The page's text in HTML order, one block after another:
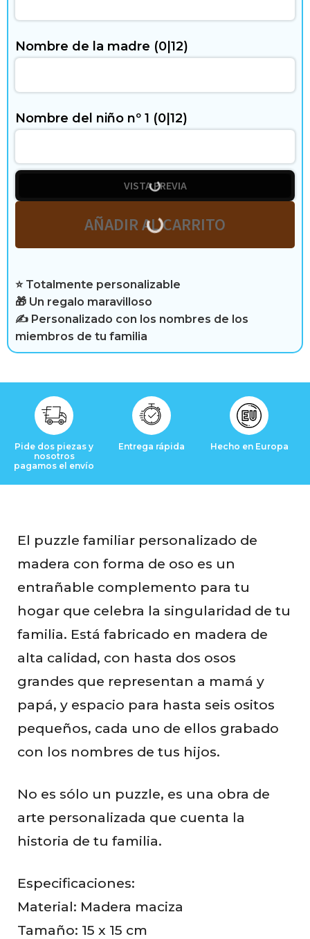
p
o
i
b
R
e
s
e
ñ
a
s
Nombre de la madre (0|12)
Nombre del niño nº 1 (0|12)
VISTA PREVIA
AÑADIR AL CARRITO
⭐ Totalmente personalizable
🎁 Un regalo maravilloso
✍️ Personalizado con los nombres de los
miembros de tu familia
Pide dos piezas y
nosotros
pagamos el envío
Entrega rápida Hecho en Europa
El puzzle familiar personalizado de
madera con forma de oso es un
entrañable complemento para tu
hogar que celebra la singularidad de tu
familia. Está fabricado en madera de
alta calidad, con hasta dos osos
grandes que representan a mamá y
papá, y espacio para hasta seis ositos
pequeños, cada uno de ellos grabado
con los nombres de tus hijos.
No es sólo un puzzle, es una obra de
arte personalizada que cuenta la
historia de tu familia.
Especificaciones:
Material: Madera maciza
Tamaño: 15 x 15 cm